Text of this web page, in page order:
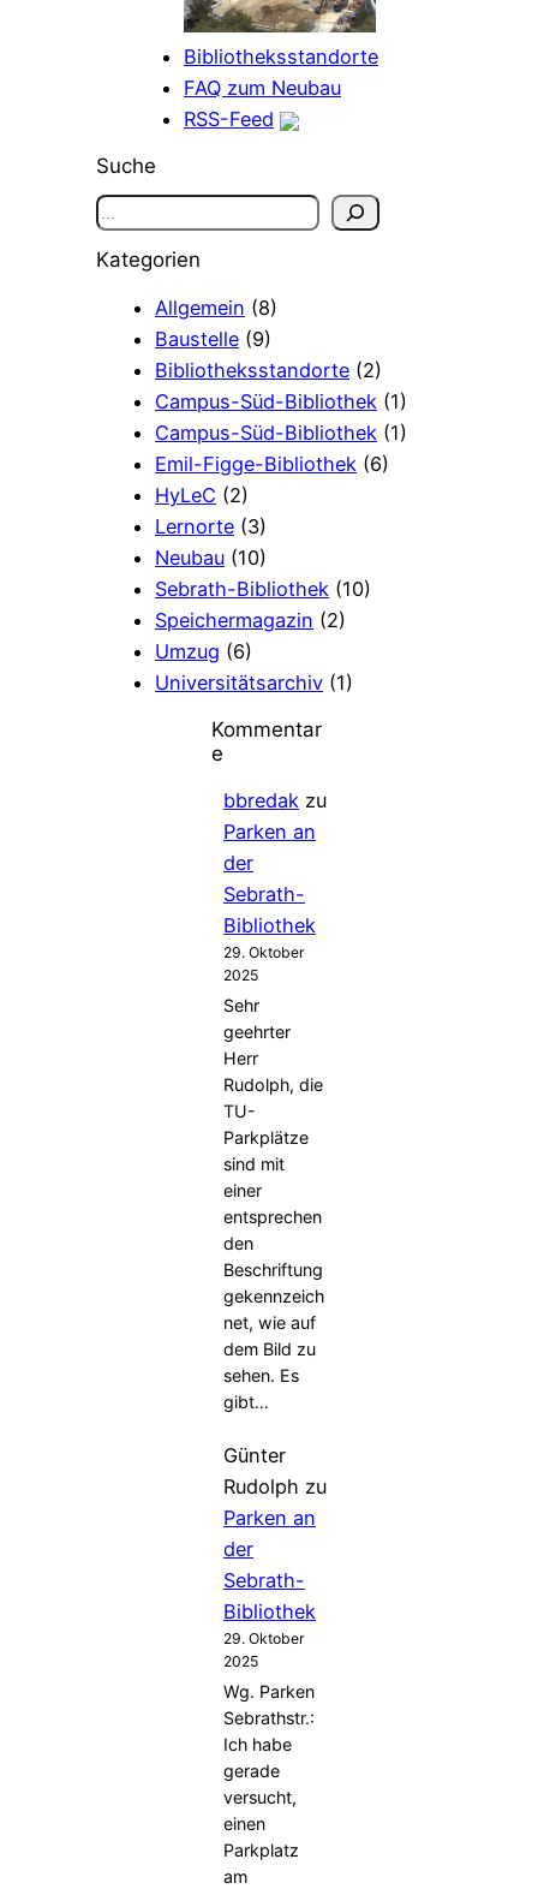
Bibliotheksstandorte
FAQ zum Neubau
RSS-Feed
Suche
S
c
Kategorien
Allgemein (8)
Baustelle (9)
Bibliotheksstandorte (2)
Campus-Süd-Bibliothek (1)
Campus-Süd-Bibliothek (1)
Emil-Figge-Bibliothek (6)
HyLeC (2)
Lernorte (3)
Neubau (10)
Sebrath-Bibliothek (10)
Speichermagazin (2)
Umzug (6)
Universitätsarchiv (1)
Kommentar
e
bbredak zu
Parken an
der
Sebrath-
Bibliothek
29. Oktober
2025
Sehr
geehrter
Herr
Rudolph, die
TU-
Parkplätze
sind mit
einer
entsprechen
den
Beschriftung
gekennzeich
net, wie auf
dem Bild zu
sehen. Es
gibt…
Günter
Rudolph zu
Parken an
der
Sebrath-
Bibliothek
29. Oktober
2025
Wg. Parken
Sebrathstr.:
Ich habe
gerade
versucht,
einen
Parkplatz
am